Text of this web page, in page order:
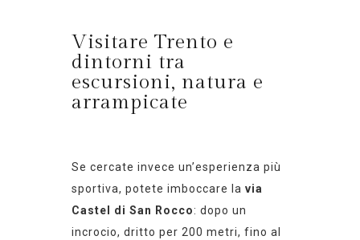
Visitare Trento e
dintorni tra
escursioni, natura e
arrampicate
Se cercate invece un’esperienza più
sportiva, potete imboccare la via
Castel di San Rocco: dopo un
incrocio, dritto per 200 metri, fino al